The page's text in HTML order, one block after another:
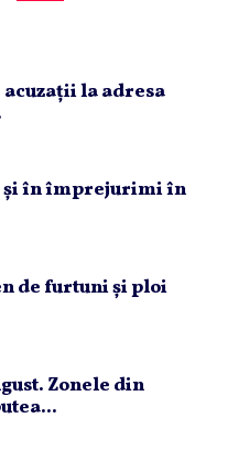
la adresa
şi în împrejurimi în
de furtuni şi ploi
Zonele din